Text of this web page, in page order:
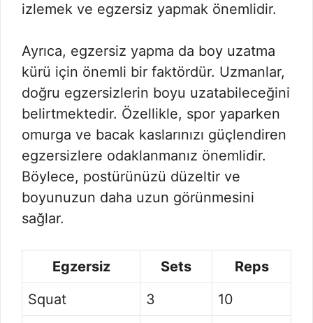
izlemek ve egzersiz yapmak önemlidir.
Ayrıca, egzersiz yapma da boy uzatma
kürü için önemli bir faktördür. Uzmanlar,
doğru egzersizlerin boyu uzatabileceğini
belirtmektedir. Özellikle, spor yaparken
omurga ve bacak kaslarınızı güçlendiren
egzersizlere odaklanmanız önemlidir.
Böylece, postürünüzü düzeltir ve
boyunuzun daha uzun görünmesini
sağlar.
Egzersiz Sets
Reps
Squat
3
10